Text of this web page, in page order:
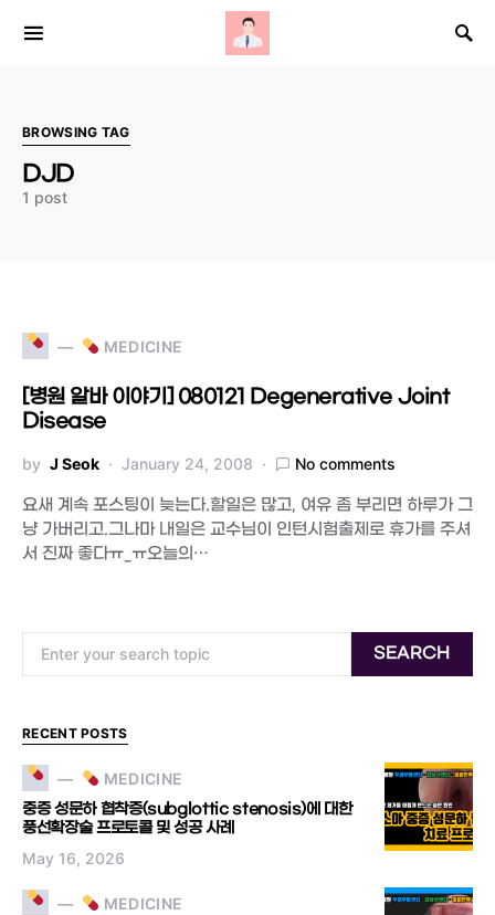
Search for:
BROWSING TAG
DJD
1 post
MEDICINE
[병원 알바 이야기] 080121 Degenerative Joint
Disease
by J Seok January 24, 2008 No comments
요새 계속 포스팅이 늦는다.할일은 많고, 여유 좀 부리면 하루가 그
냥 가버리고.그나마 내일은 교수님이 인턴시험출제로 휴가를 주셔
서 진짜 좋다ㅠ_ㅠ오늘의…
SEARCH
RECENT POSTS
MEDICINE
중증 성문하 협착증(subglottic stenosis)에 대한
풍선확장술 프로토콜 및 성공 사례
May 16, 2026
MEDICINE